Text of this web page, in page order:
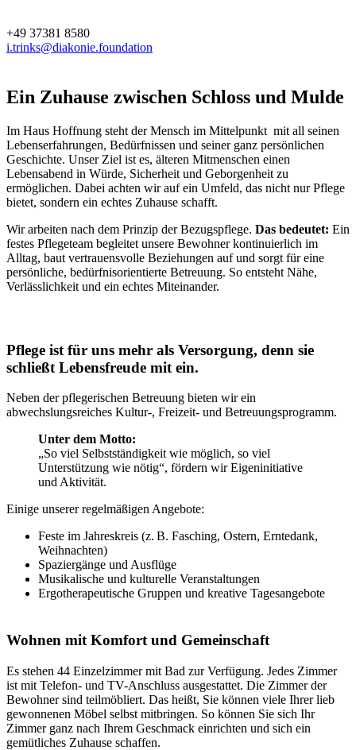
+49 37381 8580
i.trinks@diakonie.foundation
Ein Zuhause zwischen Schloss und Mulde
Im Haus Hoffnung steht der Mensch im Mittelpunkt mit all seinen
Lebenserfahrungen, Bedürfnissen und seiner ganz persönlichen
Geschichte. Unser Ziel ist es, älteren Mitmenschen einen
Lebensabend in Würde, Sicherheit und Geborgenheit zu
ermöglichen. Dabei achten wir auf ein Umfeld, das nicht nur Pflege
bietet, sondern ein echtes Zuhause schafft.
Wir arbeiten nach dem Prinzip der Bezugspflege. Das bedeutet: Ein
festes Pflegeteam begleitet unsere Bewohner kontinuierlich im
Alltag, baut vertrauensvolle Beziehungen auf und sorgt für eine
persönliche, bedürfnisorientierte Betreuung. So entsteht Nähe,
Verlässlichkeit und ein echtes Miteinander.
Pflege ist für uns mehr als Versorgung, denn sie
schließt Lebensfreude mit ein.
Neben der pflegerischen Betreuung bieten wir ein
abwechslungsreiches Kultur-, Freizeit- und Betreuungsprogramm.
Unter dem Motto:
„So viel Selbstständigkeit wie möglich, so viel
Unterstützung wie nötig“, fördern wir Eigeninitiative
und Aktivität.
Einige unserer regelmäßigen Angebote:
Feste im Jahreskreis (z. B. Fasching, Ostern, Erntedank,
Weihnachten)
Spaziergänge und Ausflüge
Musikalische und kulturelle Veranstaltungen
Ergotherapeutische Gruppen und kreative Tagesangebote
Wohnen mit Komfort und Gemeinschaft
Es stehen 44 Einzelzimmer mit Bad zur Verfügung. Jedes Zimmer
ist mit Telefon- und TV-Anschluss ausgestattet. Die Zimmer der
Bewohner sind teilmöbliert. Das heißt, Sie können viele Ihrer lieb
gewonnenen Möbel selbst mitbringen. So können Sie sich Ihr
Zimmer ganz nach Ihrem Geschmack einrichten und sich ein
gemütliches Zuhause schaffen.